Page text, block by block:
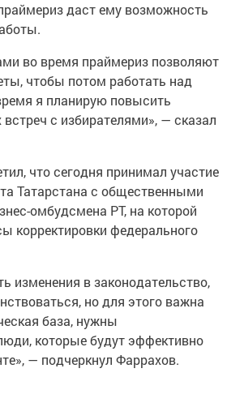
даст ему возможность
во время праймериз позволяют
чтобы потом работать над
я планирую повысить
встреч с избирателями», — сказал
что сегодня принимал участие
Татарстана с общественными
омбудсмена РТ, на которой
корректировки федерального
изменения в законодательство,
но для этого важна
база, нужны
которые будут эффективно
— подчеркнул Фаррахов.